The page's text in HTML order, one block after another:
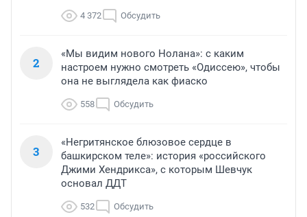
4 372 Обсудить
2
«Мы видим нового Нолана»: с каким
настроем нужно смотреть «Одиссею», чтобы
она не выглядела как фиаско
558 Обсудить
3
«Негритянское блюзовое сердце в
башкирском теле»: история «российского
Джими Хендрикса», с которым Шевчук
основал ДДТ
532 Обсудить